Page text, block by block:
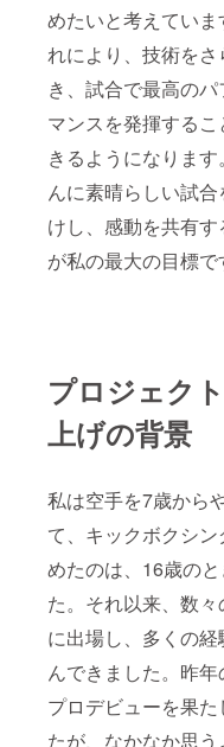
めたいと考えていま
れにより、技術をさ
き、試合で最高のパ
マンスを発揮する
きるようになります
んに素晴らしい試合
けし、感動を共有す
が私の最大の目標で
プロジェク
上げの背景
私は空手を7歳から
て、キックボクシ
めたのは、16歳の
た。それ以来、数々
に出場し、多くの
んできました。昨年
プロデビューを果た
たが、なかなか思う